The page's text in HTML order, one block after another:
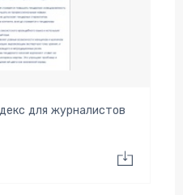
для журналистов